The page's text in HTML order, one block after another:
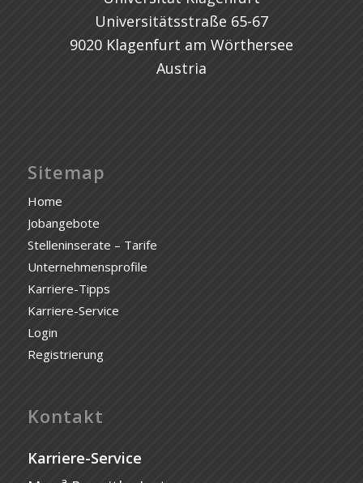
Universitätsstraße 65-67
9020 Klagenfurt am Wörthersee
Austria
Sitemap
Home
Jobangebote
Stelleninserate – Tarife
Unternehmensprofile
Karriere-Tipps
Karriere-Service
Login
Registrierung
Kontakt
Karriere-Service